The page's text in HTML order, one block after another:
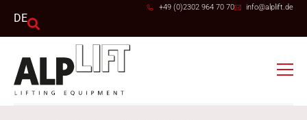
DE
+49 (0)2302 964 70 70 info@alplift.de